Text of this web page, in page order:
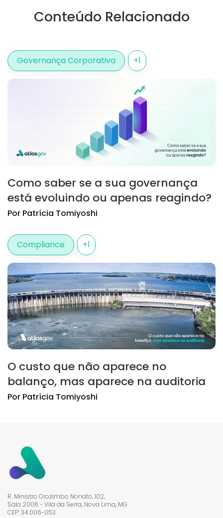
Conteúdo Relacionado
Governança Corporativa +1
Como saber se a sua governança
está evoluindo ou apenas reagindo?
Por Patrícia Tomiyoshi
Compliance +1
O custo que não aparece no
balanço, mas aparece na auditoria
Por Patrícia Tomiyoshi
R. Ministro Orozimbo Nonato, 102,
Sala 2006 - Vila da Serra, Nova Lima, MG
CEP: 34.006-053